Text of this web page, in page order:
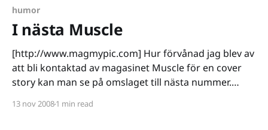
humor
I nästa Muscle
[http://www.magmypic.com] Hur förvånad jag blev av
att bli kontaktad av magasinet Muscle för en cover
story kan man se på omslaget till nästa nummer.
egentligen. Antar dock att bilden är demonstrativ om
13 nov 20081 min read